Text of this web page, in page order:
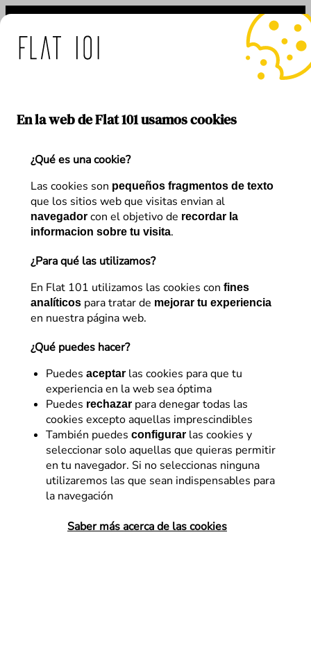
En la web de Flat 101 usamos cookies
¿Qué es una cookie?
Las cookies son pequeños fragmentos de texto
que los sitios web que visitas envian al
navegador con el objetivo de recordar la
informacion sobre tu visita.
¿Para qué las utilizamos?
En Flat 101 utilizamos las cookies con fines
analíticos para tratar de mejorar tu experiencia
en nuestra página web.
¿Qué puedes hacer?
Puedes aceptar las cookies para que tu
experiencia en la web sea óptima
Puedes rechazar para denegar todas las
cookies excepto aquellas imprescindibles
También puedes configurar las cookies y
seleccionar solo aquellas que quieras permitir
en tu navegador. Si no seleccionas ninguna
utilizaremos las que sean indispensables para
la navegación
Saber más acerca de las cookies
Saltar
contenido
Autor:Jorge Romeo
Artículos de Jorge Romeo
E-commerce
Cómo elegir la mejor